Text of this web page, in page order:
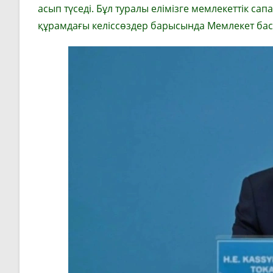
асып түседі. Бұл туралы елімізге мемлекеттік
құрамдағы келіссөздер барысында Мемлекет